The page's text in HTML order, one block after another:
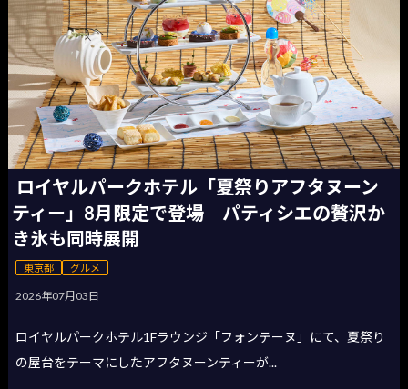
ロイヤルパークホテル「夏祭りアフタヌーン
ティー」8月限定で登場 パティシエの贅沢か
き氷も同時展開
東京都 グルメ
2026年07月03日
ロイヤルパークホテル1Fラウンジ「フォンテーヌ」にて、夏祭り
の屋台をテーマにしたアフタヌーンティーが...